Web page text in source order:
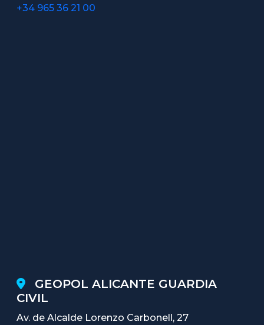
+34 965 36 21 00
GEOPOL ALICANTE GUARDIA
CIVIL
Av. de Alcalde Lorenzo Carbonell, 27